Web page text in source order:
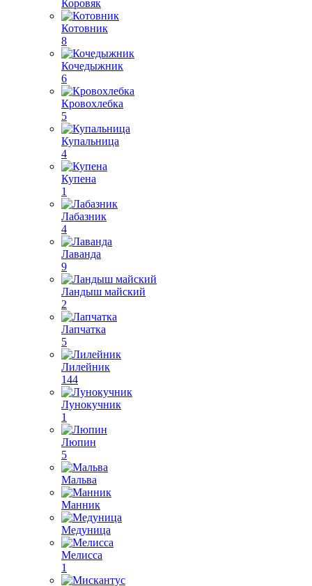
Коровяк
Котовник
8
Кочедыжник
6
Кровохлебка
5
Купальница
4
Купена
1
Лабазник
4
Лаванда
9
Ландыш майский
2
Лапчатка
5
Лилейник
144
Лунокучник
1
Люпин
5
Мальва
Манник
Медуница
Мелисса
1